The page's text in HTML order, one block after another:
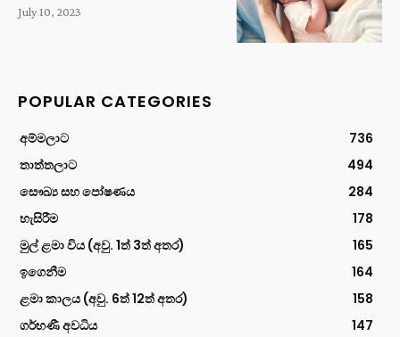
July 10, 2023
POPULAR CATEGORIES
අම්මලාට
736
තාත්තලාට
494
සෞඛ්‍ය සහ පෝෂණය
284
හැසිරීම
178
මුල් ළමා විය (අවු. 1ත් 3ත් අතර)
165
ඉගෙනීම
164
ළමා කාලය (අවු. 6ත් 12ත් අතර)
158
ගර්භණී අවධිය
147